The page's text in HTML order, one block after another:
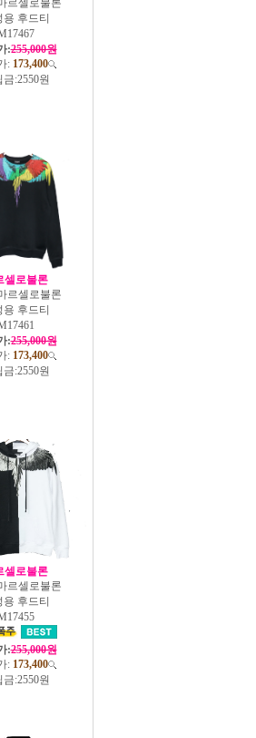
용 후드티
:255,000원
: 173,400
금:2550원
셀로불론
르셀로불론
용 후드티
:255,000원
: 173,400
금:2550원
셀로불론
르셀로불론
용 후드티
:255,000원
: 173,400
금:2550원